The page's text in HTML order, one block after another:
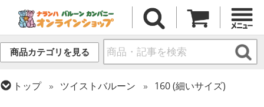
商品カテゴリを見る
トップ ツイストバルーン
160 (細いサイズ)